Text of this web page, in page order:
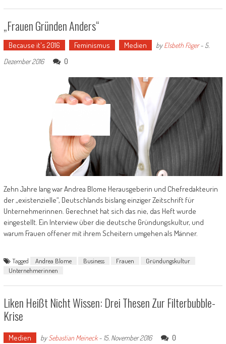
„Frauen Gründen Anders“
Because it's 2016 Feminismus Medien byElsbeth Föger- 5.
Dezember 2016
0
Zehn Jahre lang war Andrea Blome Herausgeberin und Chefredakteurin
der „existenzielle“, Deutschlands bislang einziger Zeitschrift für
Unternehmerinnen. Gerechnet hat sich das nie, das Heft wurde
eingestellt. Ein Interview über die deutsche Gründungskultur, und
warum Frauen offener mit ihrem Scheitern umgehen als Männer.
Tagged Andrea Blome Business Frauen
Gründungskultur
Unternehmerinnen
Liken Heißt Nicht Wissen: Drei Thesen Zur Filterbubble-
Krise
Medien bySebastian Meineck- 15. November 2016 0